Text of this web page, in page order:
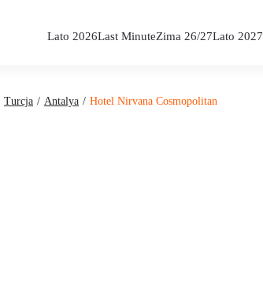
Lato 2026Last MinuteZima 26/27Lato 2027
Turcja Antalya Hotel Nirvana Cosmopolitan